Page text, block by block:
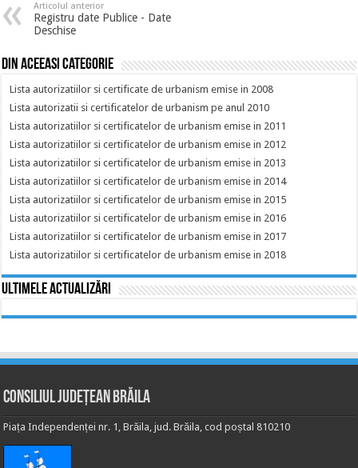
Articolul anterior
Registru date Publice - Date
Deschise
Din aceeasi categorie
Lista autorizatiilor si certificate de urbanism emise in 2008
Lista autorizatii si certificatelor de urbanism pe anul 2010
Lista autorizatiilor si certificatelor de urbanism emise in 2011
Lista autorizatiilor si certificatelor de urbanism emise in 2012
Lista autorizatiilor si certificatelor de urbanism emise in 2013
Lista autorizatiilor si certificatelor de urbanism emise in 2014
Lista autorizatiilor si certificatelor de urbanism emise in 2015
Lista autorizatiilor si certificatelor de urbanism emise in 2016
Lista autorizatiilor si certificatelor de urbanism emise in 2017
Lista autorizatiilor si certificatelor de urbanism emise in 2018
Ultimele actualizări
Consiliul Județean Brăila
Piața Independenței nr. 1, Brăila, jud. Brăila, cod poștal 810210